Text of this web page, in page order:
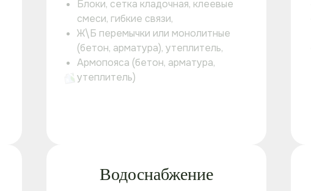
Блоки, сетка кладочная, клеевые
смеси, гибкие связи,
Ж\Б перемычки или монолитные
(бетон, арматура), утеплитель,
Армопояса (бетон, арматура,
утеплитель)
Водоснабжение